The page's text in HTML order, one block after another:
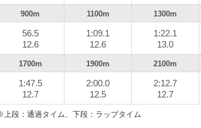
900m 1100m 1300m
56.5
12.6
1:09.1
12.6
1:22.1
13.0
1700m 1900m 2100m
1:47.5
12.7
2:00.0
12.5
2:12.7
12.7
段：通過タイム、下段：ラップタイム